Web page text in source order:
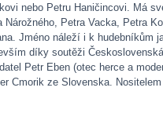
nebo Petru Haničincovi. Má
Petra Vacka, Petra
Jméno náleží i k hudebníkům
díky soutěži Československá
Petr Eben (otec herce a
Cmorik ze Slovenska.